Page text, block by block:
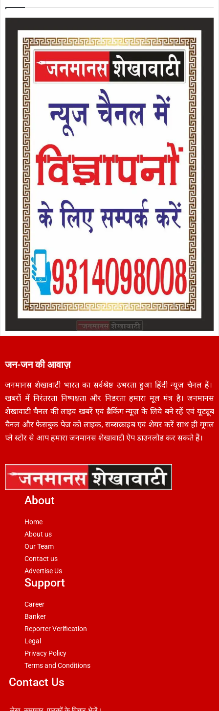
जन-जन की आवाज़
जनमानस शेखावाटी भारत का सर्वश्रेष्ठ उभरता हुआ हिंदी न्यूज़ चैनल हैं।
खबरों में निरंतरता निष्पक्षता और निडरता हमारा मूल मंत्र है। जनमानस
शेखावाटी चैनल की लाइव खबरें एवं ब्रैकिंग न्यूज़ के लिये बने रहें एवं यूट्यूब
चैनल और फेसबुक पेज को लाइक, सब्सक्राइब एवं शेयर करें साथ ही गूगल
प्ले स्टोर से आप हमारा जनमानस शेखावाटी ऐप डाउनलोड कर सकते हैं।
About
Home
About us
Our Team
Contact us
Advertise Us
Support
Career
Banker
Reporter Verification
Legal
Privacy Policy
Terms and Conditions
Contact Us